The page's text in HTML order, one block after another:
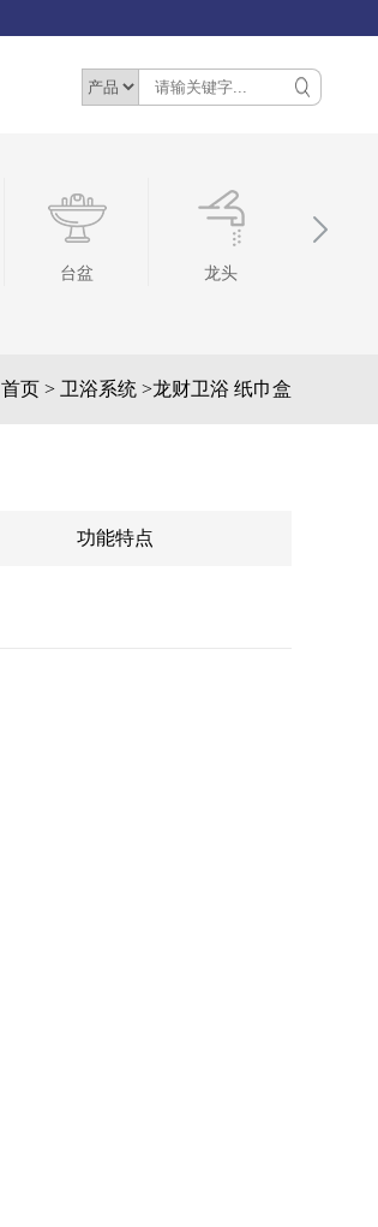
龙头 挂件
首页 > 卫浴系统 >龙财卫浴 纸巾盒
功能特点